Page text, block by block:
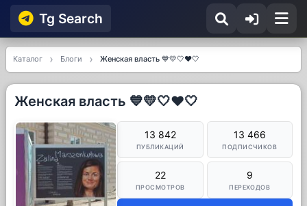
Tg Searсh
Каталог Блоги Женская власть 💙💛🤍❤️🤍
Женская власть 💙💛🤍❤️🤍
13 842
ПУБЛИКАЦИЙ
13 466
ПОДПИСЧИКОВ
22
ПРОСМОТРОВ
9
ПЕРЕХОДОВ